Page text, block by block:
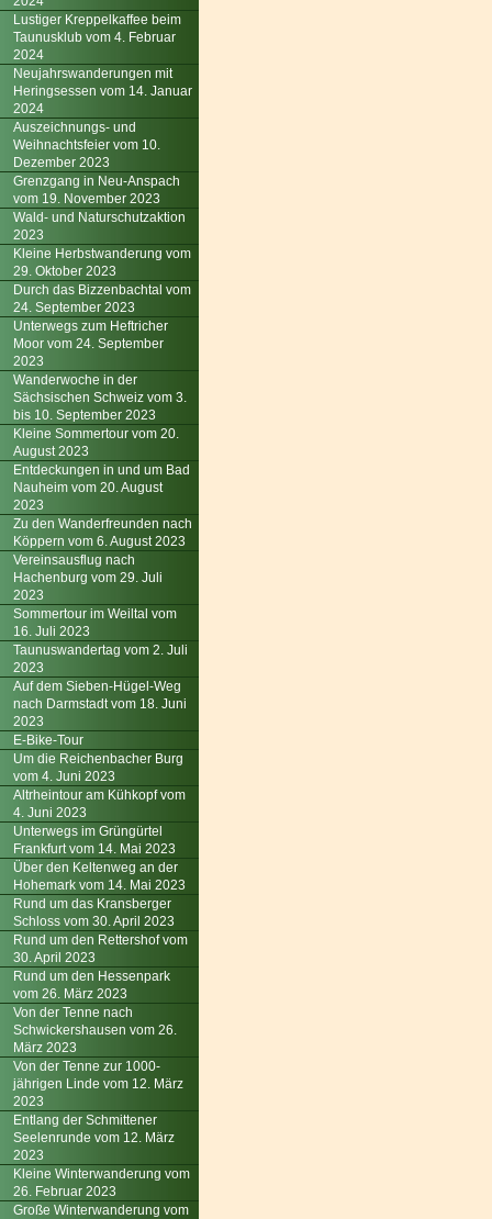
Lustiger Kreppelkaffee beim
Taunusklub vom 4. Februar
2024
Neujahrswanderungen mit
Heringsessen vom 14. Januar
2024
Auszeichnungs- und
Weihnachtsfeier vom 10.
Dezember 2023
Grenzgang in Neu-Anspach
vom 19. November 2023
Wald- und Naturschutzaktion
2023
Kleine Herbstwanderung vom
29. Oktober 2023
Durch das Bizzenbachtal vom
24. September 2023
Unterwegs zum Heftricher
Moor vom 24. September
2023
Wanderwoche in der
Sächsischen Schweiz vom 3.
bis 10. September 2023
Kleine Sommertour vom 20.
August 2023
Entdeckungen in und um Bad
Nauheim vom 20. August
2023
Zu den Wanderfreunden nach
Köppern vom 6. August 2023
Vereinsausflug nach
Hachenburg vom 29. Juli
2023
Sommertour im Weiltal vom
16. Juli 2023
Taunuswandertag vom 2. Juli
2023
Auf dem Sieben-Hügel-Weg
nach Darmstadt vom 18. Juni
2023
E-Bike-Tour
Um die Reichenbacher Burg
vom 4. Juni 2023
Altrheintour am Kühkopf vom
4. Juni 2023
Unterwegs im Grüngürtel
Frankfurt vom 14. Mai 2023
Über den Keltenweg an der
Hohemark vom 14. Mai 2023
Rund um das Kransberger
Schloss vom 30. April 2023
Rund um den Rettershof vom
30. April 2023
Rund um den Hessenpark
vom 26. März 2023
Von der Tenne nach
Schwickershausen vom 26.
März 2023
Von der Tenne zur 1000-
jährigen Linde vom 12. März
2023
Entlang der Schmittener
Seelenrunde vom 12. März
2023
Kleine Winterwanderung vom
26. Februar 2023
Große Winterwanderung vom